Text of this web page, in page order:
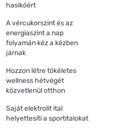
hasikóért
A vércukorszint és az
energiaszint a nap
folyamán kéz a kézben
járnak
Hozzon létre tökéletes
wellness hétvégét
közvetlenül otthon
Saját elektrolit ital
helyettesíti a sportitalokat